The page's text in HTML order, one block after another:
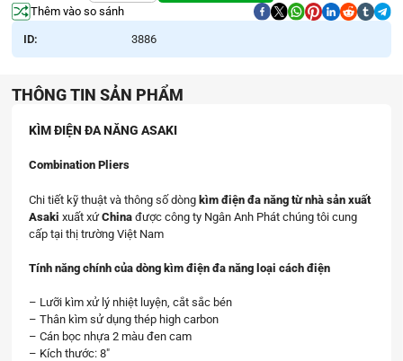
Thêm vào so sánh
ID: 3886
THÔNG TIN SẢN PHẨM
KÌM ĐIỆN ĐA NĂNG ASAKI
Combination Pliers
Chi tiết kỹ thuật và thông số dòng kìm điện đa năng từ nhà sản xuất
Asaki xuất xứChina được công ty Ngân Anh Phát chúng tôi cung
cấp tại thị trường Việt Nam
Tính năng chính của dòng kìm điện đa năng loại cách điện
– Lưỡi kìm xử lý nhiệt luyện, cắt sắc bén
– Thân kìm sử dụng thép high carbon
– Cán bọc nhựa 2 màu đen cam
– Kích thước: 8″